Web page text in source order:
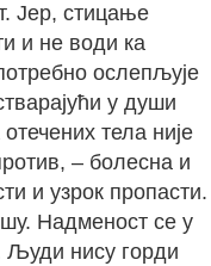
Јер, стицање
и не води ка
ослепљује
у души
тела није
– болесна и
и узрок пропасти.
Надменост се у
Људи нису горди